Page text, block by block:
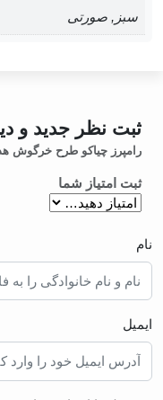
سبز, صورتی
ثبت نظر جدید و
رامپرز چیاکو طرح خرگوش
ثبت امتیاز شما
نام
ایمیل